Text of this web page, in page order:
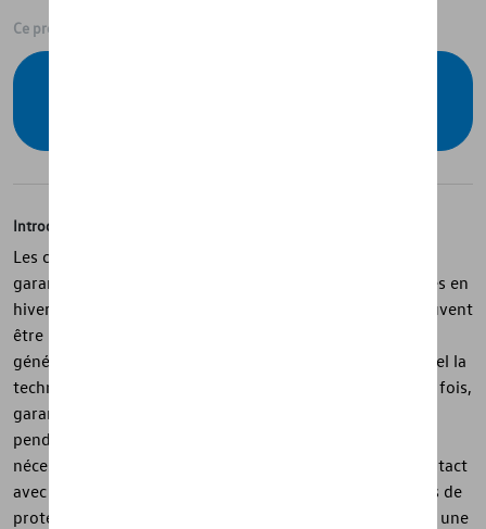
Ce produit n'est actuellement pas de stock
Introduction
Les chaînes à neige Servo 9 d'origine Volkswagen
garantissent une adhérence sûre sur les routes enneigées en
hiver. Les chaînes de montage fixes de haute qualité peuvent
être montées rapidement et facilement. La dernière
génération d'un cliquet tendeur automatique, dans lequel la
technologie brevetée Servo est utilisée pour la première fois,
garantit une tension précise et uniforme de la chaîne
pendant le trajet. La retension manuelle n'est plus
nécessaire. Toutes les pièces externes qui entrent en contact
avec la roue sont enfermées dans du plastique à des fins de
protection. Alors que le maillage serré de la chaîne offre une